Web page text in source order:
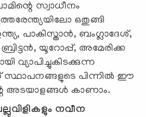
സ്വാധീനം
ഒതുങ്ങി
പാകിസ്താൻ, ബംഗ്ലാദേശ്,
യൂറോപ്പ്, അമേരിക്ക
വ്യാപിച്ചുകിടക്കുന്ന
പിന്നിൽ ഈ
അടയാളങ്ങൾ കാണാം.
നവീന